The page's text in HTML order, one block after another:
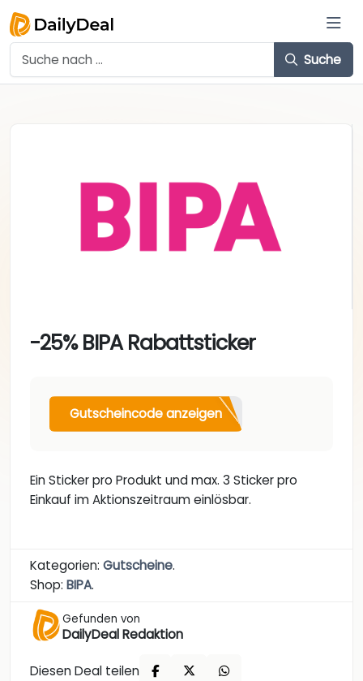
Suche
-25% BIPA Rabattsticker
Gutscheincode anzeigen
Ein Sticker pro Produkt und max. 3 Sticker pro
Einkauf im Aktionszeitraum einlösbar.
Kategorien: Gutscheine.
Shop: BIPA.
Gefunden von
DailyDeal Redaktion
Diesen Deal teilen